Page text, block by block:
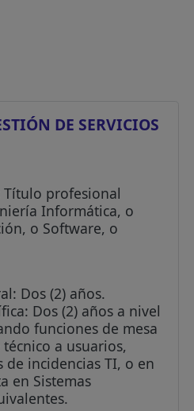
DE SERVICIOS
Título profesional
Informática, o
o Software, o
Dos (2) años.
Dos (2) años a nivel
funciones de mesa
a usuarios,
de incidencias TI, o en
en Sistemas